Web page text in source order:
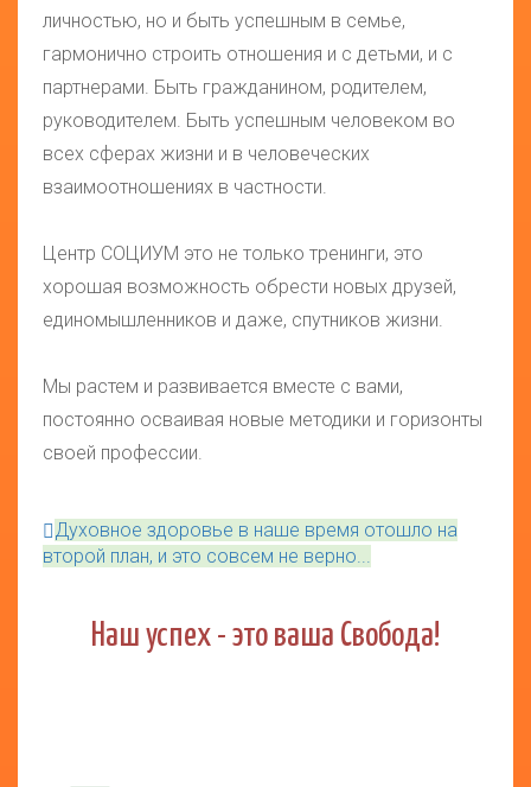
личностью, но и быть успешным в семье,
гармонично строить отношения и с детьми, и с
партнерами. Быть гражданином, родителем,
руководителем. Быть успешным человеком во
всех сферах жизни и в человеческих
взаимоотношениях в частности.
Центр СОЦИУМ это не только тренинги, это
хорошая возможность обрести новых друзей,
единомышленников и даже, спутников жизни.
Мы растем и развивается вместе с вами,
постоянно осваивая новые методики и горизонты
своей профессии.
Духовное здоровье в наше время отошло на
второй план, и это совсем не верно...
Наш успех - это ваша Свобода!